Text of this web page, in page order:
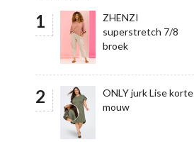
ZHENZI
superstretch 7/8
broek
ONLY jurk Lise korte
mouw